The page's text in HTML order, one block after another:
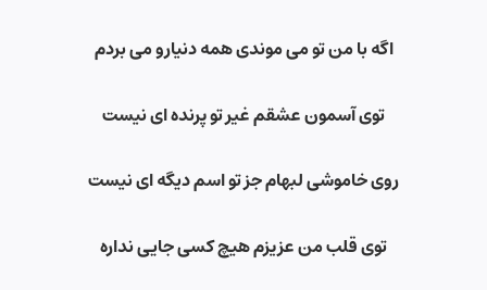
اگه با من تو می موندی همه دنیارو می بردم
توی آسمون عشقم غیر تو پرنده ای نیست
روی خاموشی لبهام جز تو اسم دیگه ای نیست
توی قلب من عزیزم هیچ کسی جایی نداره